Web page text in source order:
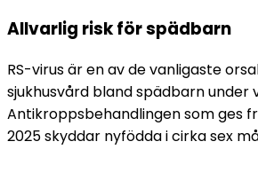
Allvarlig risk för spädbarn
RS-virus är en av de vanligaste
sjukhusvård bland spädbarn under
Antikroppsbehandlingen som ges
2025 skyddar nyfödda i cirka sex